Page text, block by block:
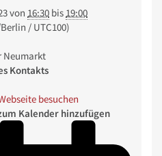
von 16:30 bis 19:00
/ UTC100)
Neumarkt
Kontakts
besuchen
Kalender hinzufügen